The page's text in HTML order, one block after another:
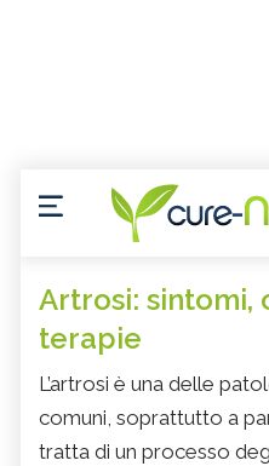
Artrosi: sintomi,
terapie
L’artrosi è una delle
comuni, soprattutto a
tratta di un processo